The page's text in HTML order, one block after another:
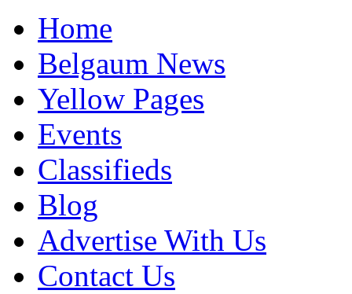
Home
Belgaum News
Yellow Pages
Events
Classifieds
Blog
Advertise With Us
Contact Us